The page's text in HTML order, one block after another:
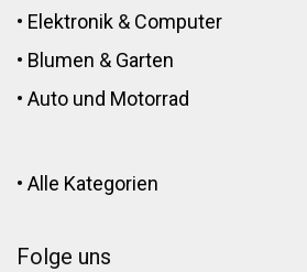
• Elektronik & Computer
• Blumen & Garten
• Auto und Motorrad
• Alle Kategorien
Folge uns